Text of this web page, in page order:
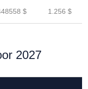
$ 1.256 $
2027